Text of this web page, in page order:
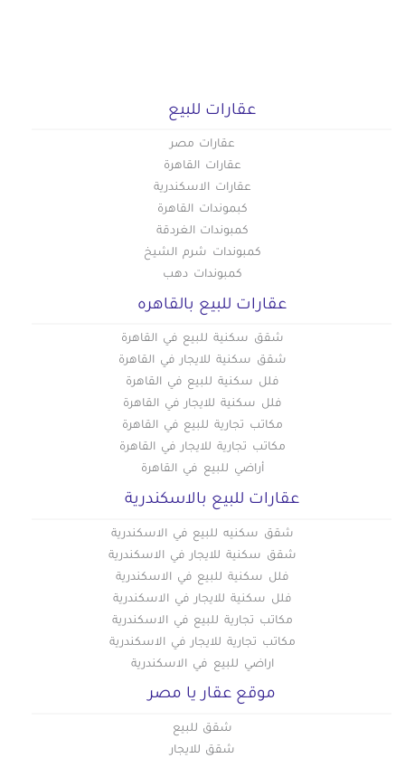
عقارات للبيع
عقارات مصر
عقارات القاهرة
عقارات الاسكندرية
كبموندات القاهرة
كمبوندات الغردقة
كمبوندات شرم الشيخ
كمبوندات دهب
عقارات للبيع بالقاهره
شقق سكنية للبيع في القاهرة
شقق سكنية للايجار في القاهرة
فلل سكنية للبيع في القاهرة
فلل سكنية للايجار في القاهرة
مكاتب تجارية للبيع في القاهرة
مكاتب تجارية للايجار في القاهرة
أراضي للبيع في القاهرة
عقارات للبيع بالاسكندرية
شقق سكنيه للبيع في الاسكندرية
شقق سكنية للايجار في الاسكندرية
فلل سكنية للبيع في الاسكندرية
فلل سكنية للايجار في الاسكندرية
مكاتب تجارية للبيع في الاسكندرية
مكاتب تجارية للايجار في الاسكندرية
اراضي للبيع في الاسكندرية
موقع عقار يا مصر
شقق للبيع
شقق للايجار